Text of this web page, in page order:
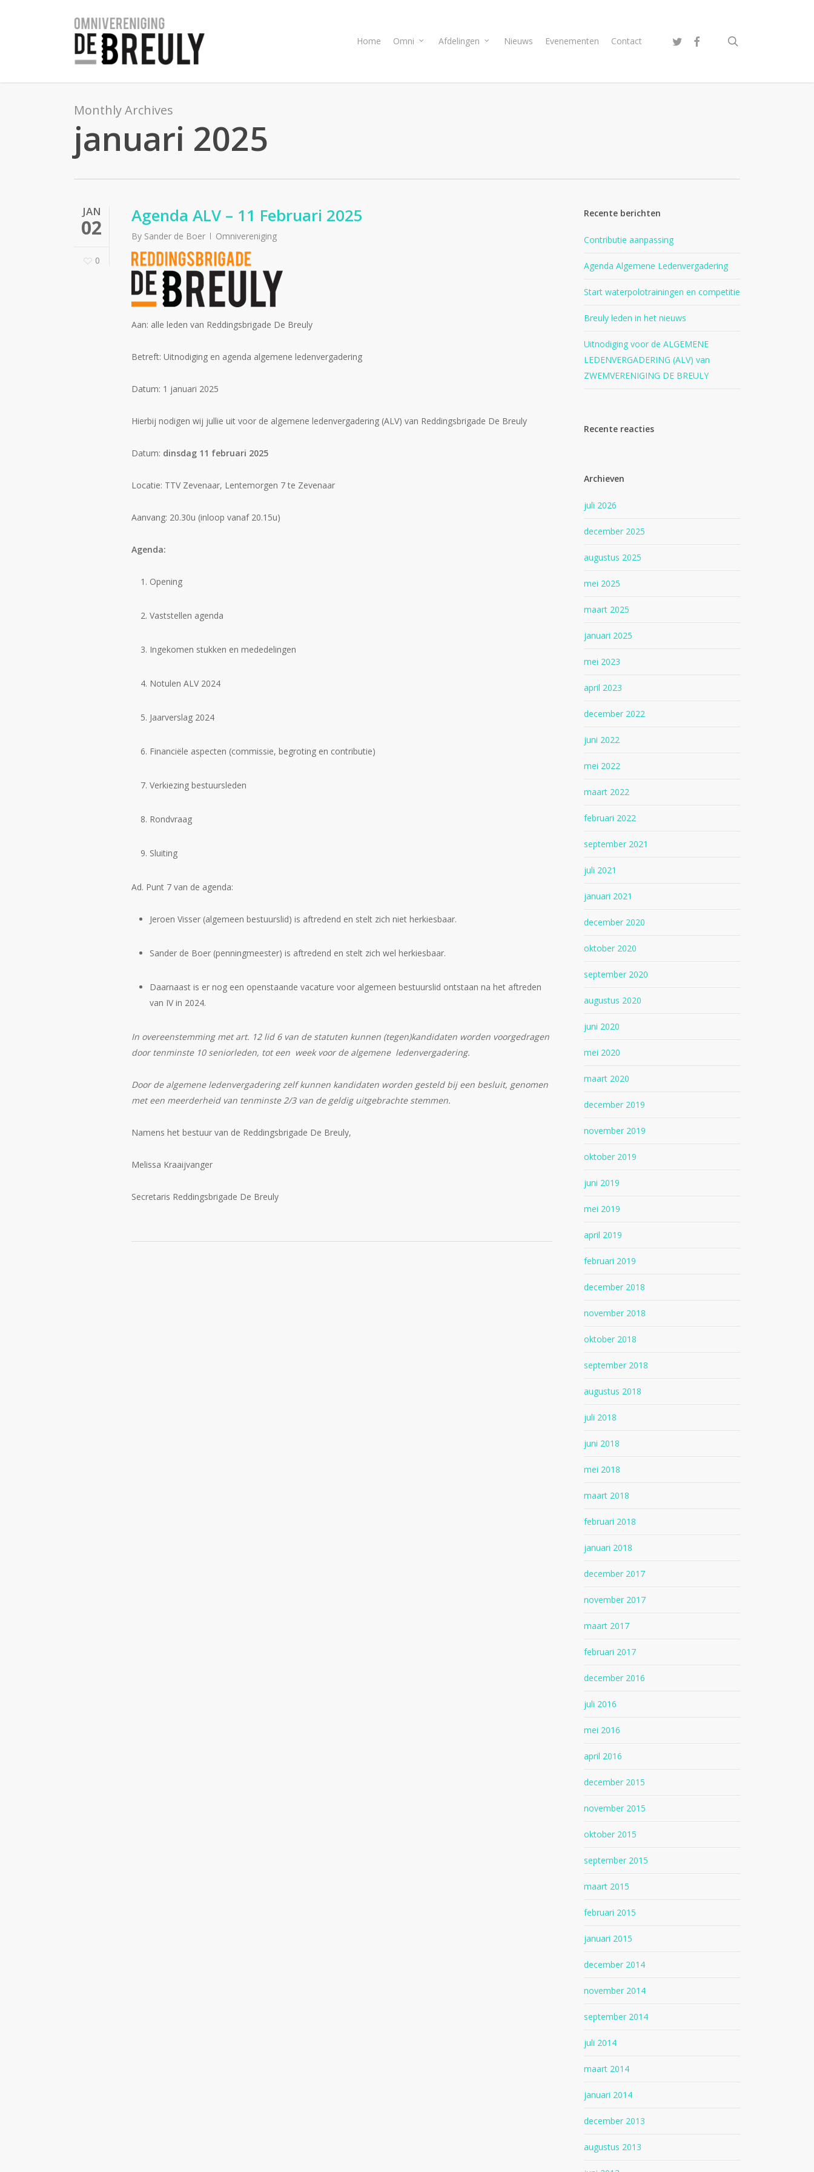
Home Omni Afdelingen Nieuws Evenementen Contact twitter facebook
Monthly Archives
januari 2025
JAN
02
0
Agenda ALV – 11 Februari 2025
By Sander de Boer Omnivereniging
Aan: alle leden van Reddingsbrigade De Breuly
Betreft: Uitnodiging en agenda algemene ledenvergadering
Datum: 1 januari 2025
Hierbij nodigen wij jullie uit voor de algemene ledenvergadering (ALV) van Reddingsbrigade De Breuly
Datum: dinsdag 11 februari 2025
Locatie: TTV Zevenaar, Lentemorgen 7 te Zevenaar
Aanvang: 20.30u (inloop vanaf 20.15u)
Agenda:
Opening
Vaststellen agenda
Ingekomen stukken en mededelingen
Notulen ALV 2024
Jaarverslag 2024
Financiële aspecten (commissie, begroting en contributie)
Verkiezing bestuursleden
Rondvraag
Sluiting
Ad. Punt 7 van de agenda:
Jeroen Visser (algemeen bestuurslid) is aftredend en stelt zich niet herkiesbaar.
Sander de Boer (penningmeester) is aftredend en stelt zich wel herkiesbaar.
Daarnaast is er nog een openstaande vacature voor algemeen bestuurslid ontstaan na het aftreden
van IV in 2024.
In overeenstemming met art. 12 lid 6 van de statuten kunnen (tegen)kandidaten worden voorgedragen
door tenminste 10 seniorleden, tot een week voor de algemene ledenvergadering.
Door de algemene ledenvergadering zelf kunnen kandidaten worden gesteld bij een besluit, genomen
met een meerderheid van tenminste 2/3 van de geldig uitgebrachte stemmen.
Namens het bestuur van de Reddingsbrigade De Breuly,
Melissa Kraaijvanger
Secretaris Reddingsbrigade De Breuly
Recente berichten
Contributie aanpassing
Agenda Algemene Ledenvergadering
Start waterpolotrainingen en competitie
Breuly leden in het nieuws
Uitnodiging voor de ALGEMENE
LEDENVERGADERING (ALV) van
ZWEMVERENIGING DE BREULY
Recente reacties
Archieven
juli 2026
december 2025
augustus 2025
mei 2025
maart 2025
januari 2025
mei 2023
april 2023
december 2022
juni 2022
mei 2022
maart 2022
februari 2022
september 2021
juli 2021
januari 2021
december 2020
oktober 2020
september 2020
augustus 2020
juni 2020
mei 2020
maart 2020
december 2019
november 2019
oktober 2019
juni 2019
mei 2019
april 2019
februari 2019
december 2018
november 2018
oktober 2018
september 2018
augustus 2018
juli 2018
juni 2018
mei 2018
maart 2018
februari 2018
januari 2018
december 2017
november 2017
maart 2017
februari 2017
december 2016
juli 2016
mei 2016
april 2016
december 2015
november 2015
oktober 2015
september 2015
maart 2015
februari 2015
januari 2015
december 2014
november 2014
september 2014
juli 2014
maart 2014
januari 2014
december 2013
augustus 2013